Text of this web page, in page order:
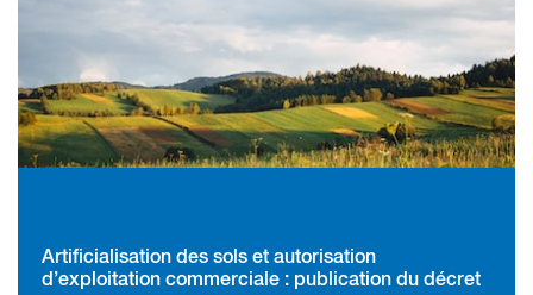
Artificialisation des sols et autorisation
d’exploitation commerciale : publication du décret